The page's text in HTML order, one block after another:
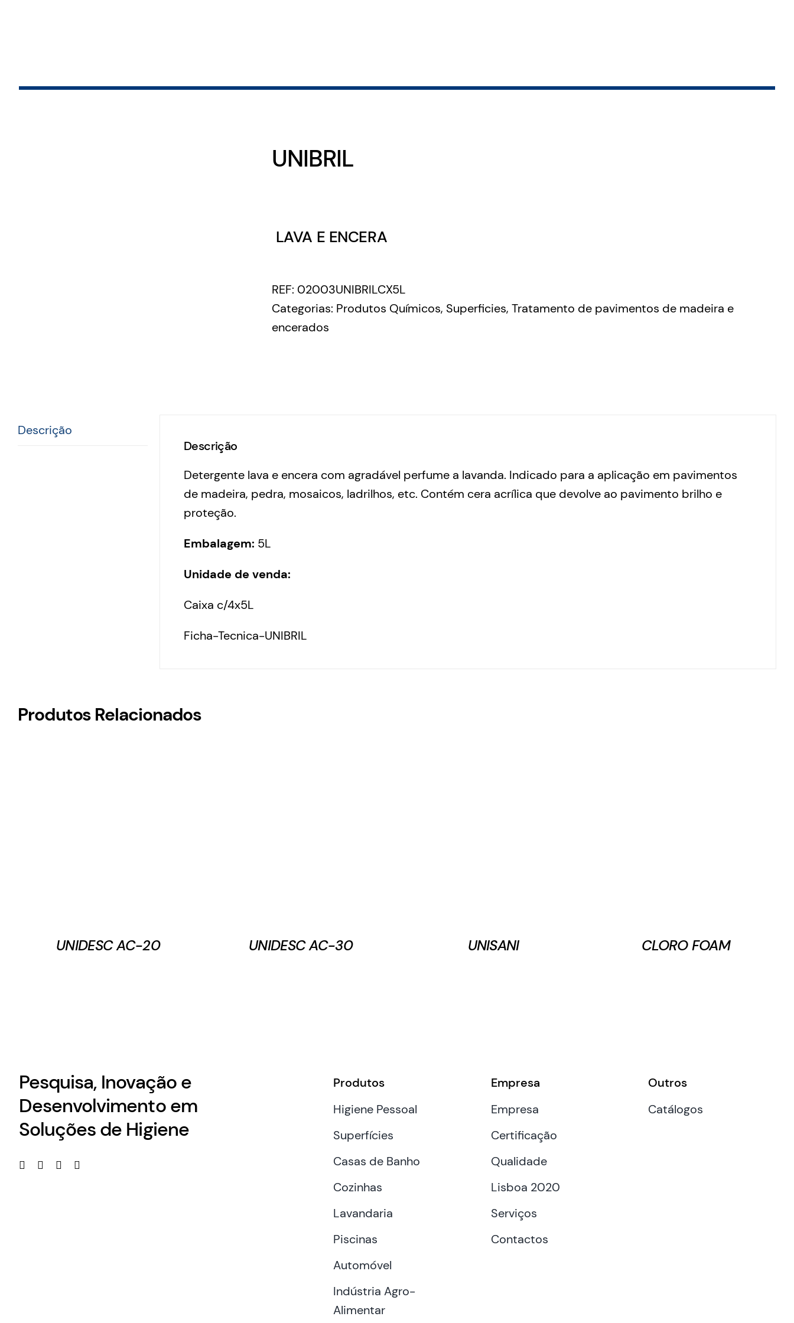
UNIBRIL
LAVA E ENCERA
REF: 02003UNIBRILCX5L
Categorias: Produtos Químicos, Superficies, Tratamento de pavimentos de madeira e
encerados
Descrição
Descrição
Detergente lava e encera com agradável perfume a lavanda. Indicado para a aplicação em pavimentos
de madeira, pedra, mosaicos, ladrilhos, etc. Contém cera acrílica que devolve ao pavimento brilho e
proteção.
Embalagem: 5L
Unidade de venda:
Caixa c/4x5L
Ficha-Tecnica-UNIBRIL
Produtos Relacionados
UNIDESC AC-20 UNIDESC AC-30 UNISANI CLORO FOAM
Pesquisa, Inovação e
Desenvolvimento em
Soluções de Higiene
Produtos
Higiene Pessoal
Superfícies
Casas de Banho
Cozinhas
Lavandaria
Piscinas
Automóvel
Indústria Agro-
Alimentar
Empresa
Empresa
Certificação
Qualidade
Lisboa 2020
Serviços
Contactos
Outros
Catálogos